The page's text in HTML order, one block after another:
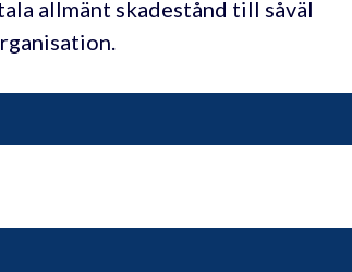
allmänt skadestånd till såväl